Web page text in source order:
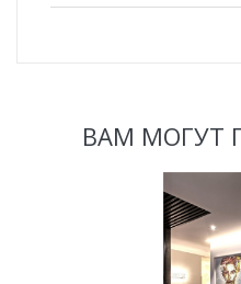
ВАМ МОГУТ